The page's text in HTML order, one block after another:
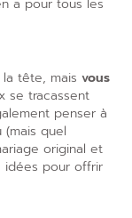
a pour tous les
tête, mais vous
se tracassent
penser à
quel
original et
idées pour offrir